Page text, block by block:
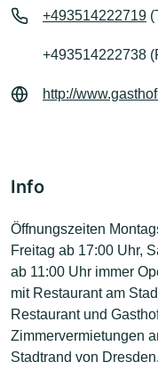
+493514222719
+493514222738
http://
Info
Öffnungszeiten
Freitag ab 17:00 Uhr,
ab 11:00 Uhr immer
mit Restaurant am
Restaurant und
Zimmervermietungen
Stadtrand von